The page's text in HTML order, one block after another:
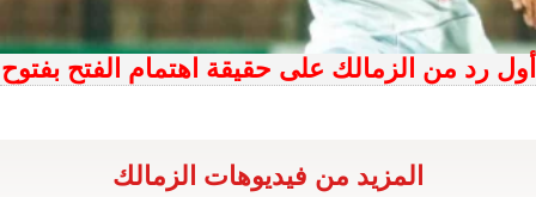
أول رد من الزمالك على حقيقة اهتمام الفتح بفتوح
المزيد من فيديوهات الزمالك